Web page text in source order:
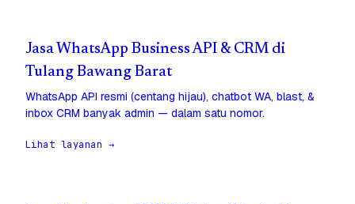
Jasa WhatsApp Business API & CRM di
Tulang Bawang Barat
WhatsApp API resmi (centang hijau), chatbot WA, blast, &
inbox CRM banyak admin — dalam satu nomor.
Lihat layanan →